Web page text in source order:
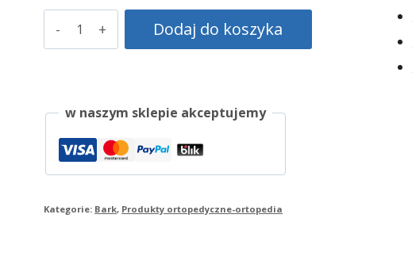
Dodaj do koszyka
w naszym sklepie akceptujemy
Kategorie: Bark, Produkty ortopedyczne-ortopedia